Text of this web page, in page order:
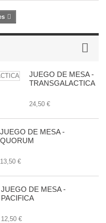
JUEGO DE MESA -
TRANSGALACTICA
24,50 €
JUEGO DE MESA -
QUORUM
13,50 €
JUEGO DE MESA -
PACIFICA
12,50 €